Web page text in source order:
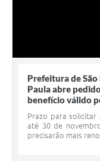
Prefeitura de São
Paula abre
benefício válido
Prazo para solicitar
até 30 de
precisarão mais